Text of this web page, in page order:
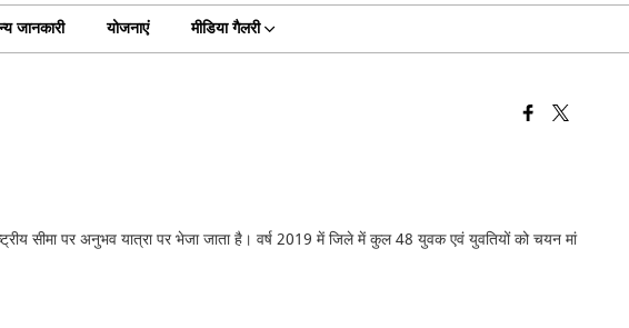
जानकारी योजनाएं मीडिया गैलरी
सीमा पर अनुभव यात्रा पर भेजा जाता है। वर्ष 2019 में जिले में कुल 48 युवक एवं युवतियों को चयन मां